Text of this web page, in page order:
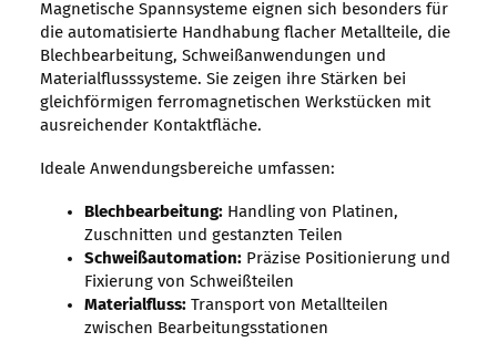
Magnetische Spannsysteme eignen sich besonders für
die automatisierte Handhabung flacher Metallteile, die
Blechbearbeitung, Schweißanwendungen und
Materialflusssysteme. Sie zeigen ihre Stärken bei
gleichförmigen ferromagnetischen Werkstücken mit
ausreichender Kontaktfläche.
Ideale Anwendungsbereiche umfassen:
Blechbearbeitung:Handling von Platinen,
Zuschnitten und gestanzten Teilen
Schweißautomation:Präzise Positionierung und
Fixierung von Schweißteilen
Materialfluss:Transport von Metallteilen
zwischen Bearbeitungsstationen